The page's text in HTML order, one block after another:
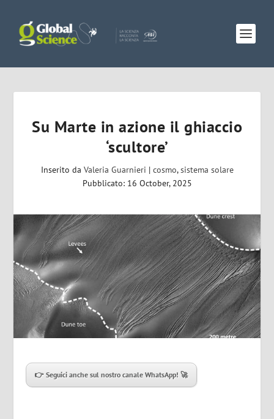
Su Marte in azione il ghiaccio
‘scultore’
Inserito da Valeria Guarnieri | cosmo,sistema solare
Pubblicato: 16 October, 2025
👉 Seguici anche sul nostro canale WhatsApp! 🚀